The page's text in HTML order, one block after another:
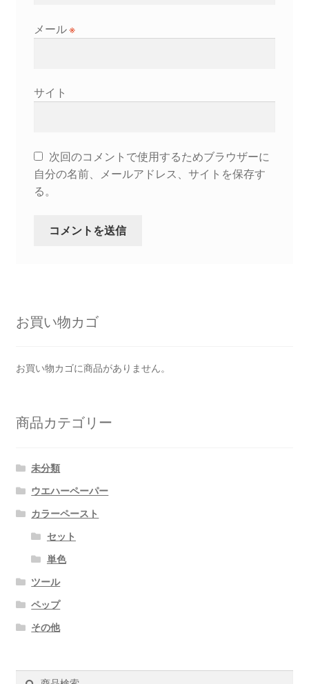
メール※
サイト
次回のコメントで使用するためブラウザーに
自分の名前、メールアドレス、サイトを保存す
る。
お買い物カゴ
お買い物カゴに商品がありません。
商品カテゴリー
未分類
ウエハーペーパー
カラーペースト
セット
単色
ツール
ペップ
その他